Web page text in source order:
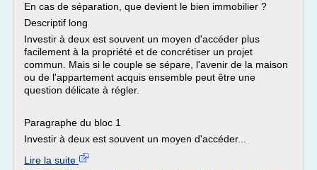
En cas de séparation, que devient le bien immobilier ?
Descriptif long
Investir à deux est souvent un moyen d'accéder plus
facilement à la propriété et de concrétiser un projet
commun. Mais si le couple se sépare, l'avenir de la maison
ou de l'appartement acquis ensemble peut être une
question délicate à régler.
Paragraphe du bloc 1
Investir à deux est souvent un moyen d'accéder...
Lire la suite